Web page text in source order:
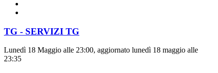
TG - SERVIZI TG
Lunedì 18 Maggio alle 23:00, aggiornato lunedì 18 maggio alle
23:35